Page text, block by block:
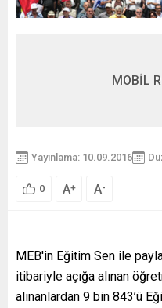
MOBİL
Yayınlama: 10.09.2016
0 A+ A-
MEB'in Eğitim Sen ile
itibariyle açığa alınan
alınanlardan 9 bin 843’ü